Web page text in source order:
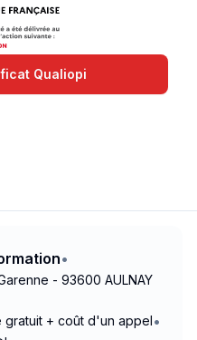
Qualiopi
•
- 93600 AULNAY
+ coût d'un appel•